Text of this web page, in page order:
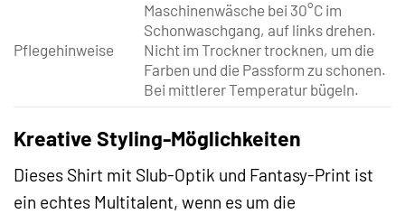
Pflegehinweise
Maschinenwäsche bei 30°C im
Schonwaschgang, auf links drehen.
Nicht im Trockner trocknen, um die
Farben und die Passform zu schonen.
Bei mittlerer Temperatur bügeln.
Kreative Styling-Möglichkeiten
Dieses Shirt mit Slub-Optik und Fantasy-Print ist
ein echtes Multitalent, wenn es um die